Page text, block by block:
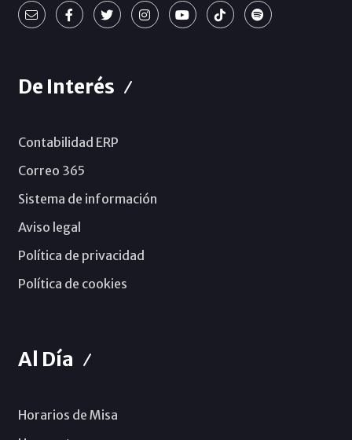
De Interés
Contabilidad ERP
Correo 365
Sistema de información
Aviso legal
Política de privacidad
Política de cookies
Al Día
Horarios de Misa